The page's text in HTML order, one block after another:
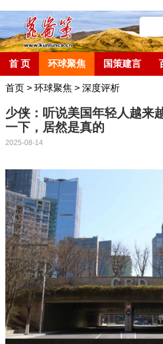
首 页 环球聚焦 国策建言
首页> 环球聚焦 > 深度评析
少侠：听说美国年轻人越来
一下，居然是真的
2025-08-14